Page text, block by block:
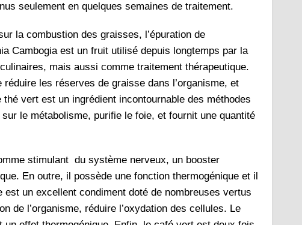
seulement en quelques semaines de traitement.
la combustion des graisses, l’épuration de
Cambogia est un fruit utilisé depuis longtemps par la
mais aussi comme traitement thérapeutique.
les réserves de graisse dans l’organisme, et
vert est un ingrédient incontournable des méthodes
le métabolisme, purifie le foie, et fournit une quantité
stimulant du système nerveux, un booster
En outre, il possède une fonction thermogénique et il
un excellent condiment doté de nombreuses vertus
de l’organisme, réduire l’oxydation des cellules. Le